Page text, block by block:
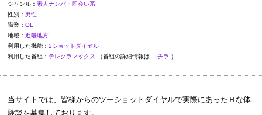
ジャンル： 素人ナンパ・即会い系
性別： 男性
職業： OL
地域： 近畿地方
利用した機能： 2ショットダイヤル
利用した番組： テレクラマックス （番組の詳細情報は コチラ ）
当サイトでは、皆様からのツーショットダイヤルで実際にあったＨな体
験談を募集しております。